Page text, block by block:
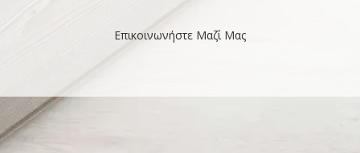
Επικοινωνήστε Μαζί Μας